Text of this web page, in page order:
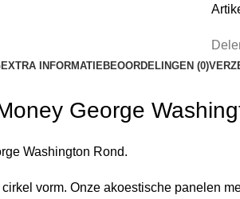
EXTRA INFORMATIEBEOORDELINGEN (0)
George
Washington Rond.
vorm. Onze akoestische panelen